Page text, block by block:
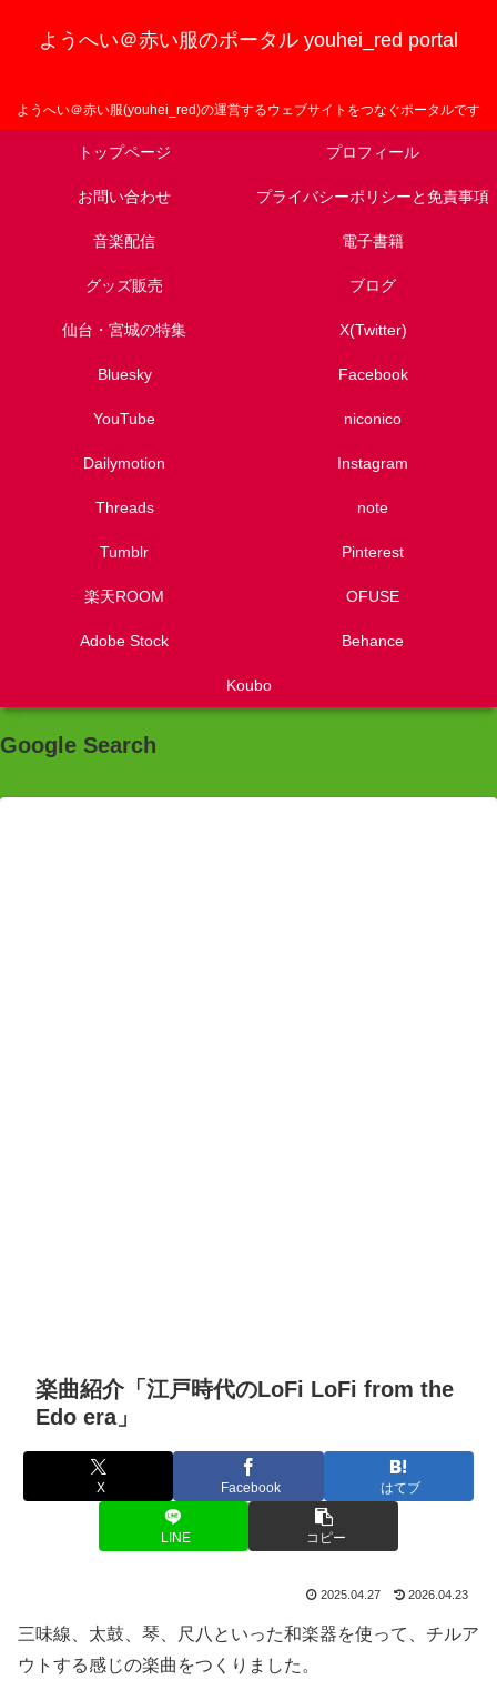
ようへい＠赤い服のポータル youhei_red portal
ようへい＠赤い服(youhei_red)の運営するウェブサイトをつなぐポータルです
トップページ プロフィール
お問い合わせ プライバシーポリシーと免責事項
音楽配信 電子書籍
グッズ販売 ブログ
仙台・宮城の特集 X(Twitter)
Bluesky Facebook
YouTube niconico
Dailymotion Instagram
Threads note
Tumblr Pinterest
楽天ROOM OFUSE
Adobe Stock Behance
Koubo
Google Search
楽曲紹介「江戸時代のLoFi LoFi from the
Edo era」
X Facebook はてブ
LINE コピー
2025.04.27 2026.04.23
三味線、太鼓、琴、尺八といった和楽器を使って、チルア
ウトする感じの楽曲をつくりました。